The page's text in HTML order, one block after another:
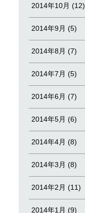
2014年10月 (12)
2014年9月 (5)
2014年8月 (7)
2014年7月 (5)
2014年6月 (7)
2014年5月 (6)
2014年4月 (8)
2014年3月 (8)
2014年2月 (11)
2014年1月 (9)